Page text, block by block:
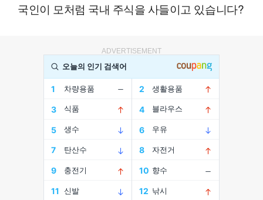
국인이 모처럼 국내 주식을 사들이고 있습니다?
ADVERTISEMENT